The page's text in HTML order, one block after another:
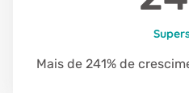
Mais de 241% de